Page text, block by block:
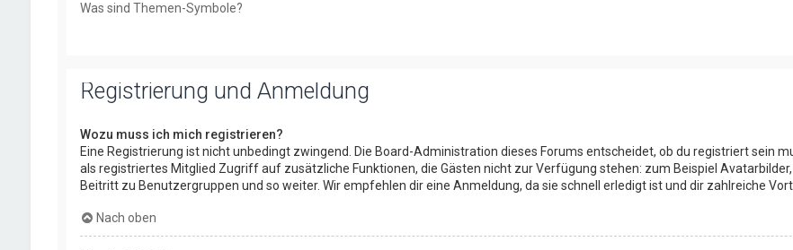
Was sind Themen-Symbole?
Registrierung und Anmeldung
Wozu muss ich mich registrieren?
Eine Registrierung ist nicht unbedingt zwingend. Die Board-Administration dieses Forums entscheidet, ob du registriert sein
als registriertes Mitglied Zugriff auf zusätzliche Funktionen, die Gästen nicht zur Verfügung stehen: zum Beispiel
Beitritt zu Benutzergruppen und so weiter. Wir empfehlen dir eine Anmeldung, da sie schnell erledigt ist und dir zahlreiche
Nach oben